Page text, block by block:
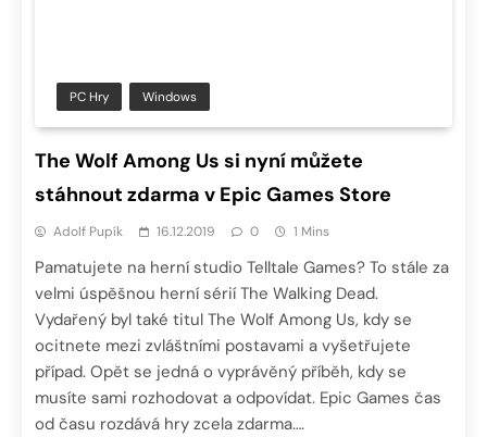
PC Hry Windows
The Wolf Among Us si nyní můžete
stáhnout zdarma v Epic Games Store
Adolf Pupík 16.12.2019 0 1 Mins
Pamatujete na herní studio Telltale Games? To stále za
velmi úspěšnou herní sérií The Walking Dead.
Vydařený byl také titul The Wolf Among Us, kdy se
ocitnete mezi zvláštními postavami a vyšetřujete
případ. Opět se jedná o vyprávěný příběh, kdy se
musíte sami rozhodovat a odpovídat. Epic Games čas
od času rozdává hry zcela zdarma….